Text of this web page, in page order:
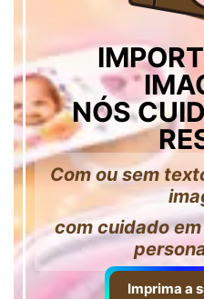
NÓS
Com ou sem
com cuidado
Imprima a